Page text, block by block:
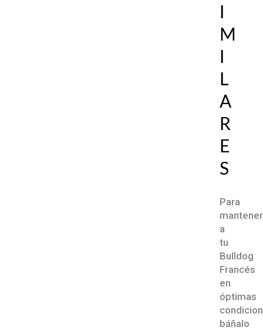
M
L
A
R
E
S
Para
mantener
a
tu
Bulldog
Francés
en
óptimas
báñalo